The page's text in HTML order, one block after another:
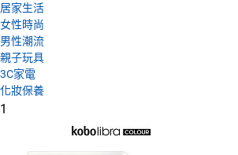
居家生活
女性時尚
男性潮流
親子玩具
3C家電
化妝保養
1